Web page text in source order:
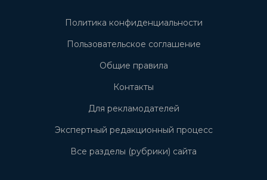
Политика конфиденциальности
Пользовательское соглашение
Общие правила
Контакты
Для рекламодателей
Экспертный редакционный процесс
Все разделы (рубрики) сайта